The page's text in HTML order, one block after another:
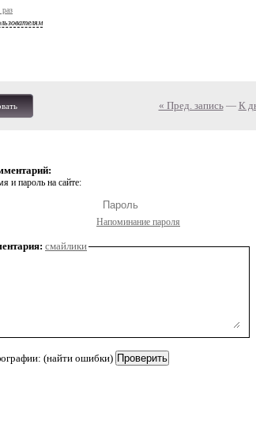
раз
« Пред. запись— К
и пароль на сайте:
Напоминание пароля
смайлики
(найти ошибки)